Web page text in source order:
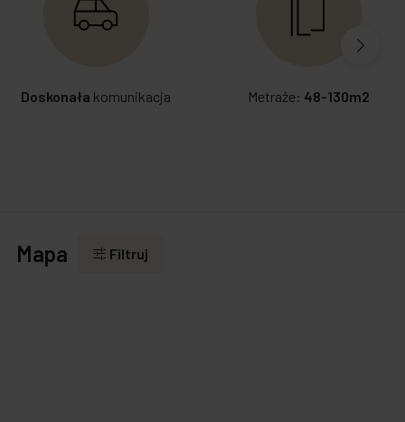
Doskonała komunikacja Metraże: 48-130m2
Mapa Filtruj